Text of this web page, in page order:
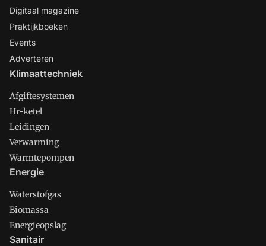
Digitaal magazine
Praktijkboeken
Events
Adverteren
Klimaattechniek
Afgiftesystemen
Hr-ketel
Leidingen
Verwarming
Warmtepompen
Energie
Waterstofgas
Biomassa
Energieopslag
Sanitair